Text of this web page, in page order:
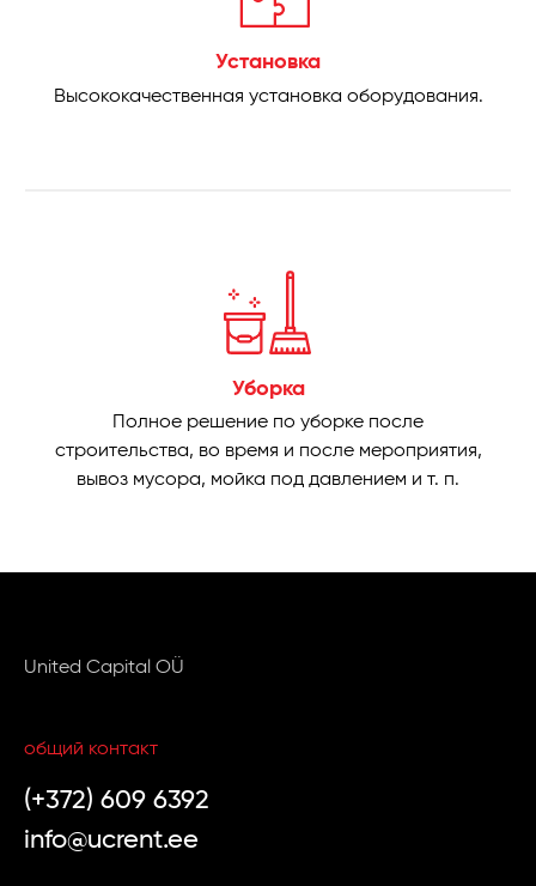
Установка
Высококачественная установка оборудования.
Уборка
Полное решение по уборке после
строительства, во время и после мероприятия,
вывоз мусора, мойка под давлением и т. п.
United Capital OÜ
общий контакт
(+372) 609 6392
info@ucrent.ee